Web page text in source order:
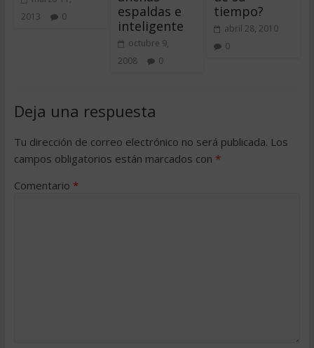
2013
0
espaldas e
inteligente
octubre 9,
2008
0
tiempo?
abril 28, 2010
0
Deja una respuesta
Tu dirección de correo electrónico no será publicada. Los
campos obligatorios están marcados con *
Comentario *